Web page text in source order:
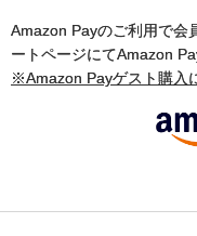
Amazon Payのご利用で会
ートページにてAmazon
※Amazon Payゲスト購入